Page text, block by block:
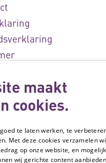
maakt
cookies.
te laten werken, te
Met deze cookies verzamelen
op onze website, en mogelijk
wij gerichte content